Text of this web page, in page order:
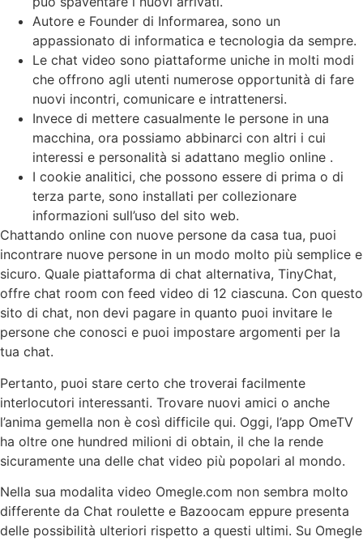
Autore e Founder di Informarea, sono un
appassionato di informatica e tecnologia da sempre.
Le chat video sono piattaforme uniche in molti modi
che offrono agli utenti numerose opportunità di fare
nuovi incontri, comunicare e intrattenersi.
Invece di mettere casualmente le persone in una
macchina, ora possiamo abbinarci con altri i cui
interessi e personalità si adattano meglio online .
I cookie analitici, che possono essere di prima o di
terza parte, sono installati per collezionare
informazioni sull’uso del sito web.
Chattando online con nuove persone da casa tua, puoi
incontrare nuove persone in un modo molto più semplice e
sicuro. Quale piattaforma di chat alternativa, TinyChat,
offre chat room con feed video di 12 ciascuna. Con questo
sito di chat, non devi pagare in quanto puoi invitare le
persone che conosci e puoi impostare argomenti per la
tua chat.
Pertanto, puoi stare certo che troverai facilmente
interlocutori interessanti. Trovare nuovi amici o anche
l’anima gemella non è così difficile qui. Oggi, l’app OmeTV
ha oltre one hundred milioni di obtain, il che la rende
sicuramente una delle chat video più popolari al mondo.
Nella sua modalita video Omegle.com non sembra molto
differente da Chat roulette e Bazoocam eppure presenta
delle possibilità ulteriori rispetto a questi ultimi. Su Omegle